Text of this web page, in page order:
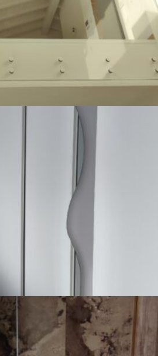
San Genesio